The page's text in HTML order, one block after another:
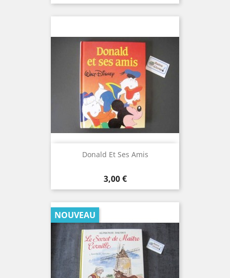
Donald Et Ses Amis
Prix
3,00 €
NOUVEAU